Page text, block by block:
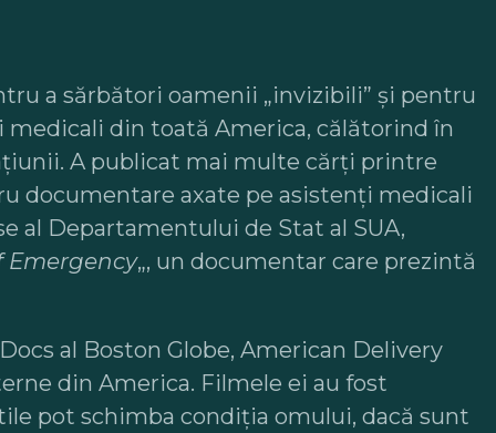
a sărbători oamenii „invizibili” și pentru
din toată America, călătorind în
A publicat mai multe cărți printre
documentare axate pe asistenți medicali
al Departamentului de Stat al SUA,
Emergency„, un documentar care prezintă
al Boston Globe, American Delivery
din America. Filmele ei au fost
pot schimba condiția omului, dacă sunt